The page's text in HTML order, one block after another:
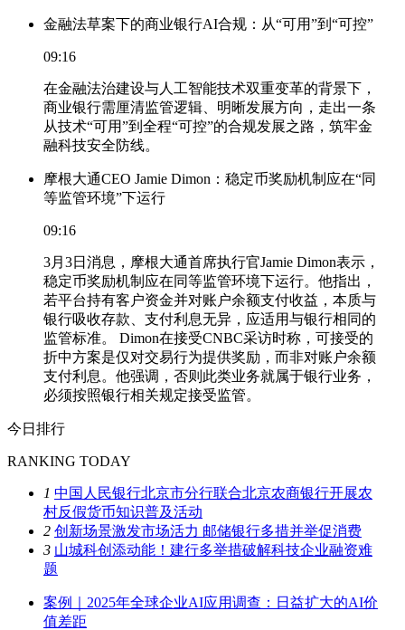
金融法草案下的商业银行AI合规：从“可用”到“可控”
09:16
在金融法治建设与人工智能技术双重变革的背景下，
商业银行需厘清监管逻辑、明晰发展方向，走出一条
从技术“可用”到全程“可控”的合规发展之路，筑牢金
融科技安全防线。
摩根大通CEO Jamie Dimon：稳定币奖励机制应在“同
等监管环境”下运行
09:16
3月3日消息，摩根大通首席执行官Jamie Dimon表示，
稳定币奖励机制应在同等监管环境下运行。他指出，
若平台持有客户资金并对账户余额支付收益，本质与
银行吸收存款、支付利息无异，应适用与银行相同的
监管标准。 Dimon在接受CNBC采访时称，可接受的
折中方案是仅对交易行为提供奖励，而非对账户余额
支付利息。他强调，否则此类业务就属于银行业务，
必须按照银行相关规定接受监管。
今日排行
RANKING TODAY
1 中国人民银行北京市分行联合北京农商银行开展农
村反假货币知识普及活动
2 创新场景激发市场活力 邮储银行多措并举促消费
3 山城科创添动能！建行多举措破解科技企业融资难
题
案例｜2025年全球企业AI应用调查：日益扩大的AI价
值差距